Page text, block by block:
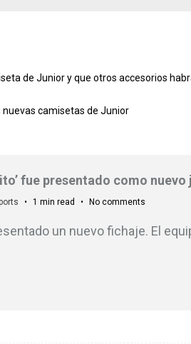
de Junior y que otros accesorios
nuevas camisetas de Junior
fue presentado como
1 min read No comments
un nuevo fichaje. El